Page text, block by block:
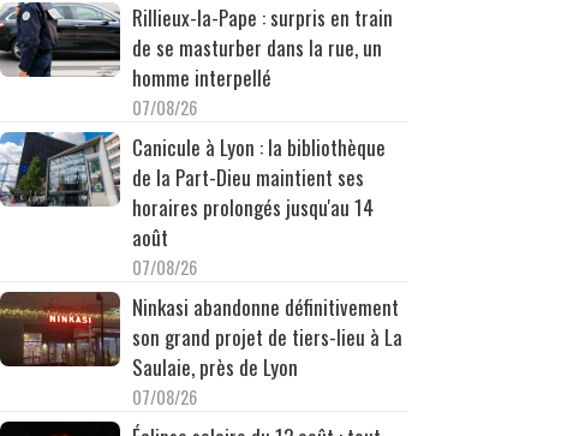
Rillieux-la-Pape : surpris en train
de se masturber dans la rue, un
homme interpellé
07/08/26
Canicule à Lyon : la bibliothèque
de la Part-Dieu maintient ses
horaires prolongés jusqu'au 14
août
07/08/26
Ninkasi abandonne définitivement
son grand projet de tiers-lieu à La
Saulaie, près de Lyon
07/08/26